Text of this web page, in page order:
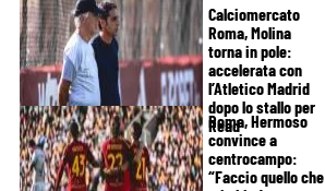
Calciomercato
Roma, Molina
torna in pole:
accelerata con
l’Atletico Madrid
dopo lo stallo per
Read
Roma, Hermoso
convince a
centrocampo:
“Faccio quello che